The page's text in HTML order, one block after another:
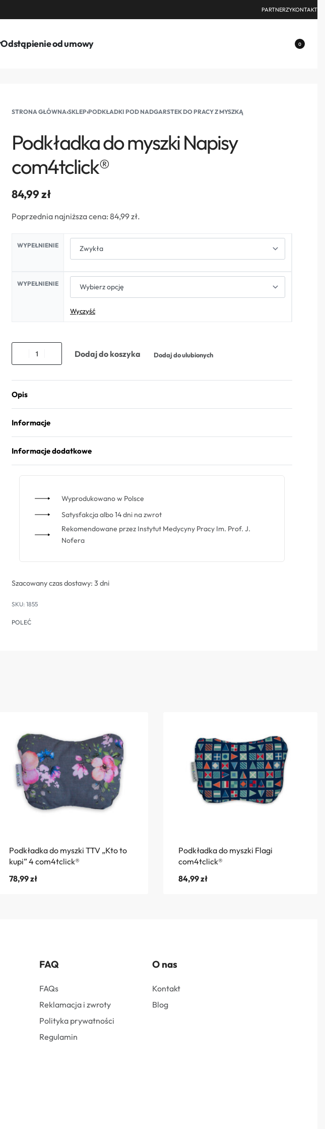
PARTNERZYKONTAKT
Odstąpienie od umowy 0
STRONA GŁÓWNA›SKLEP›PODKŁADKI POD NADGARSTEK DO PRACY Z MYSZKĄ
Podkładka do myszki Napisy
com4tclick®
84,99zł
Poprzednia najniższa cena: 84,99zł.
WYPEŁNIENIE
WYPEŁNIENIE
Wyczyść
Dodaj do koszyka Dodaj do ulubionych
Opis
Informacje
Informacje dodatkowe
Wyprodukowano w Polsce
Satysfakcja albo 14 dni na zwrot
Rekomendowane przez Instytut Medycyny Pracy Im. Prof. J.
Nofera
Szacowany czas dostawy: 3 dni
1855
POLEĆ
Podkładka do myszki TTV „Kto to
kupi” 4 com4tclick®
78,99zł
Podkładka do myszki Flagi
com4tclick®
84,99zł
FAQ
FAQs
Reklamacja i zwroty
Polityka prywatności
Regulamin
O nas
Kontakt
Blog